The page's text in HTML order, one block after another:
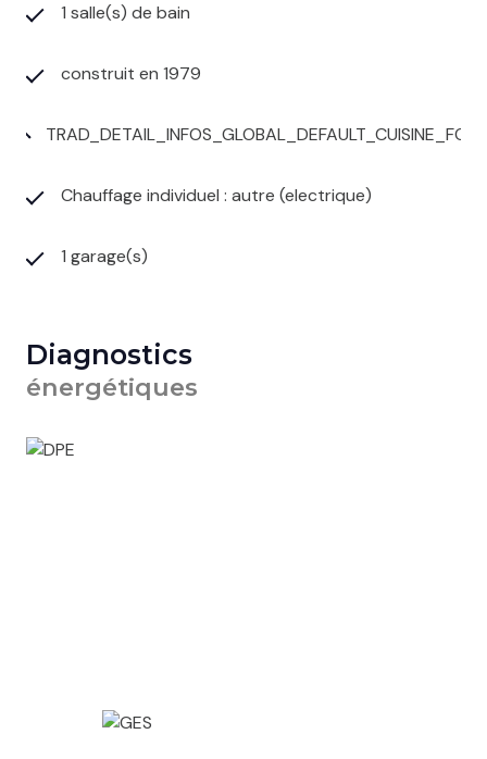
1 salle(s) de bain
construit en 1979
Chauffage individuel : autre (electrique)
1 garage(s)
Diagnostics
énergétiques